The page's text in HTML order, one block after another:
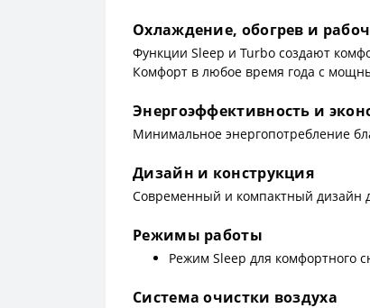
Охлаждение, обогрев и
Функции Sleep и Turbo создают
Комфорт в любое время года с
Энергоэффективность и
Минимальное энергопотребление
Дизайн и конструкция
Современный и компактный дизайн
Режимы работы
Режим Sleep для комфортного
Система очистки воздуха